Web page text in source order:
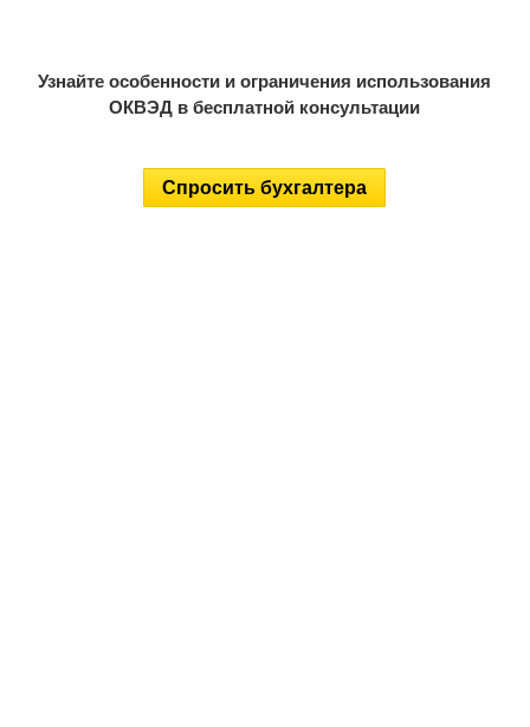
Узнайте особенности и ограничения использования
ОКВЭД в бесплатной консультации
Спросить бухгалтера